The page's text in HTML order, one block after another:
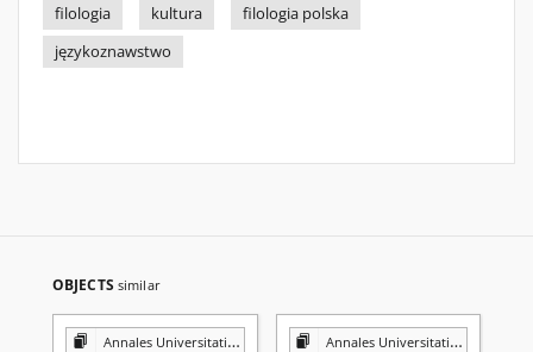
filologia
kultura
filologia polska
językoznawstwo
OBJECTS similar
Annales Universitatis Mariae Curie-Skłodowska. Sectio FF, Philologiae Annales Universitatis Mariae Curie-Skłodowska. Sectio FF, Philologiae